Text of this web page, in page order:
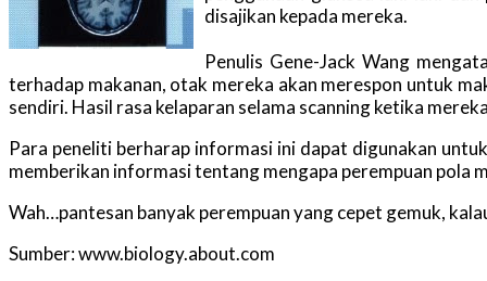
disajikan kepada mereka.
Penulis Gene-Jack Wang
terhadap makanan, otak mereka akan merespon untuk
sendiri. Hasil rasa kelaparan selama scanning ketika
Para peneliti berharap informasi ini dapat digunakan
memberikan informasi tentang mengapa perempuan pola
Wah…pantesan banyak perempuan yang cepet gemuk,
Sumber: www.biology.about.com